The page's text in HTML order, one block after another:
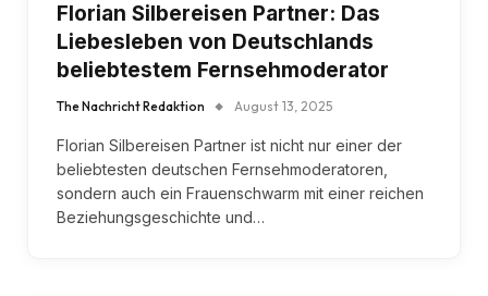
Florian Silbereisen Partner: Das
Liebesleben von Deutschlands
beliebtestem Fernsehmoderator
The Nachricht Redaktion August 13, 2025
Florian Silbereisen Partner ist nicht nur einer der
beliebtesten deutschen Fernsehmoderatoren,
sondern auch ein Frauenschwarm mit einer reichen
Beziehungsgeschichte und…